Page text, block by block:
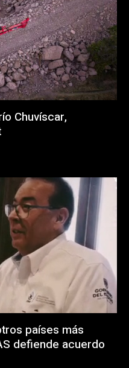
Chuvíscar,
países más
defiende acuerdo